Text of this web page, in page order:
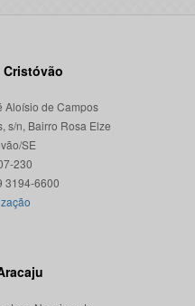
Cristóvão
Aloísio de Campos
s/n, Bairro Rosa Elze
SE
230